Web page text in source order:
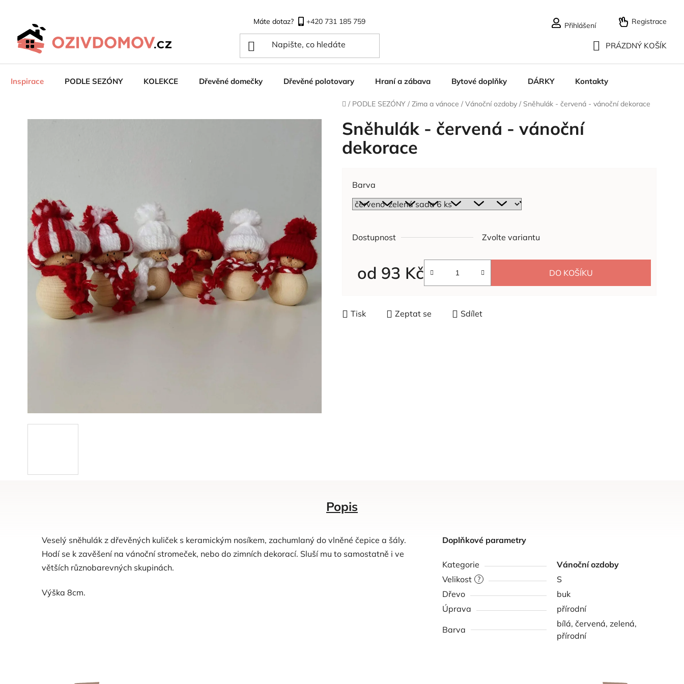
+420 731 185 759 Přihlášení Registrace
KOŠÍK
PRÁZDNÝ KOŠÍK
Inspirace PODLE SEZÓNY KOLEKCE Dřevěné domečky Dřevěné polotovary Hraní a zábava Bytové doplňky DÁRKY Kontakty
Domů
/ PODLE SEZÓNY / Zima a vánoce / Vánoční ozdoby / Sněhulák - červená - vánoční dekorace
Sněhulák - červená - vánoční
dekorace
Barva
Dostupnost Zvolte variantu
od 93 Kč DO KOŠÍKU
Tisk Zeptat se Sdílet
Popis
Veselý sněhulák z dřevěných kuliček s keramickým nosíkem, zachumlaný do vlněné čepice a šály.
Hodí se k zavěšení na vánoční stromeček, nebo do zimních dekorací. Sluší mu to samostatně i ve
větších různobarevných skupinách.
Výška 8cm.
Doplňkové parametry
Kategorie Vánoční ozdoby
?
Velikost
S
Dřevo
buk
Úprava
přírodní
Barva
bílá, červená, zelená,
přírodní